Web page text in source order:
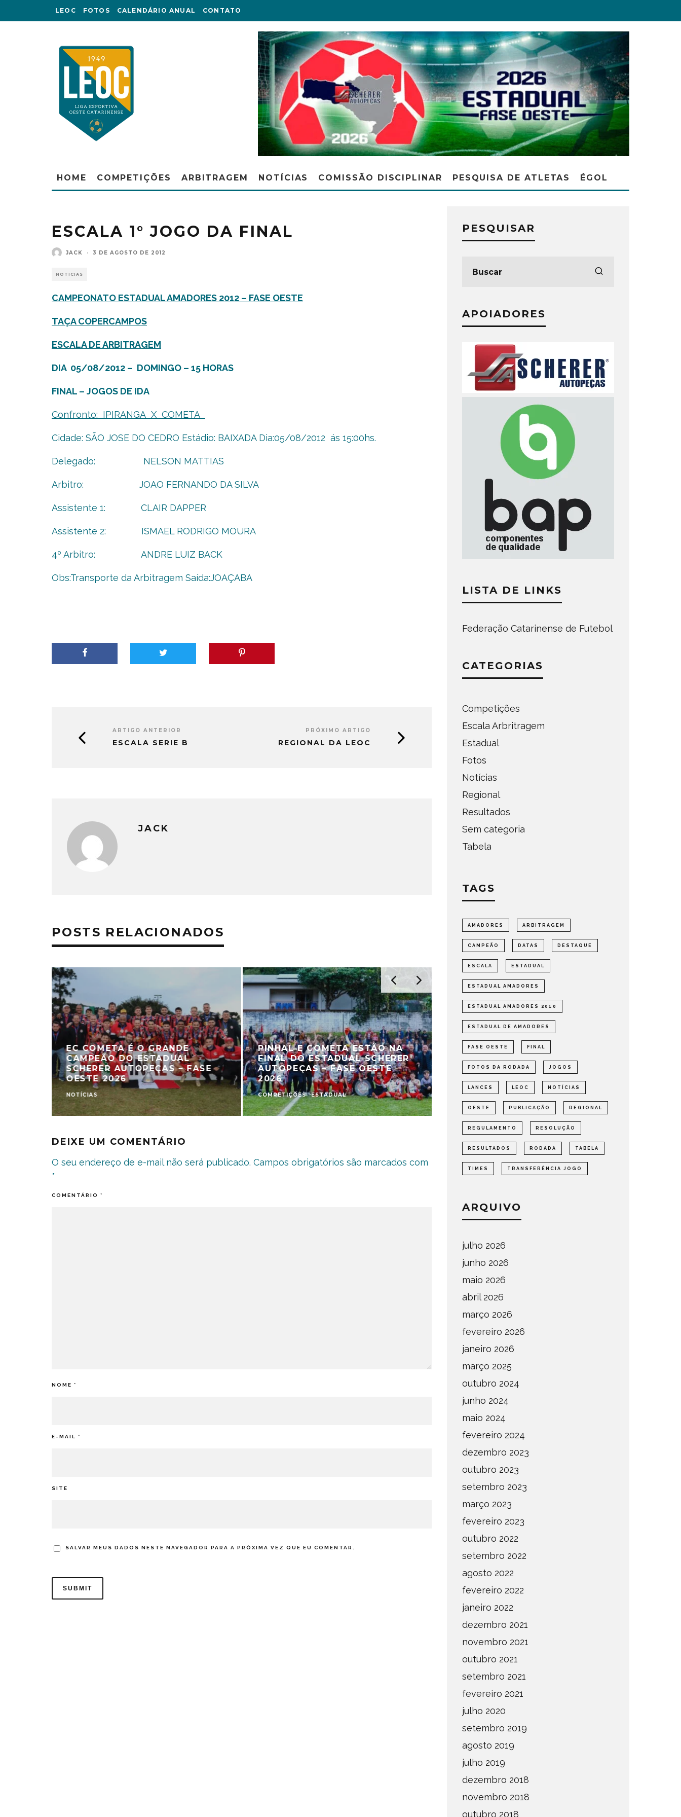
LEOC FOTOS CALENDÁRIO ANUAL CONTATO
HOME COMPETIÇÕES ARBITRAGEM NOTÍCIAS COMISSÃO DISCIPLINAR PESQUISA DE ATLETAS ÉGOL
ESCALA 1° JOGO DA FINAL
JACK · 3 DE AGOSTO DE 2012
NOTÍCIAS
CAMPEONATO ESTADUAL AMADORES 2012 – FASE OESTE
TAÇA COPERCAMPOS
ESCALA DE ARBITRAGEM
DIA 05/08/2012 – DOMINGO – 15 HORAS
FINAL – JOGOS DE IDA
Confronto: IPIRANGA X COMETA
Cidade: SÃO JOSE DO CEDRO Estádio: BAIXADA Dia:05/08/2012 ás 15:00hs.
Delegado: NELSON MATTIAS
Arbitro: JOAO FERNANDO DA SILVA
Assistente 1: CLAIR DAPPER
Assistente 2: ISMAEL RODRIGO MOURA
4º Arbitro: ANDRE LUIZ BACK
Obs:Transporte da Arbitragem Saída:JOAÇABA
ARTIGO ANTERIOR
ESCALA SERIE B
PRÓXIMO ARTIGO
REGIONAL DA LEOC
JACK
POSTS RELACIONADOS
EC COMETA É O GRANDE
CAMPEÃO DO ESTADUAL
SCHERER AUTOPEÇAS – FASE
OESTE 2026
NOTÍCIAS
PINHAL E COMETA ESTÃO NA
FINAL DO ESTADUAL SCHERER
AUTOPEÇAS – FASE OESTE
2026
COMPETIÇÕES ESTADUAL
DO ESTADUAL DE AMADORES –
COMPETIÇÕES ESTADUAL NOTÍCIAS
DEIXE UM COMENTÁRIO
O seu endereço de e-mail não será publicado. Campos obrigatórios são marcados com
*
COMENTÁRIO *
NOME *
E-MAIL *
SITE
SALVAR MEUS DADOS NESTE NAVEGADOR PARA A PRÓXIMA VEZ QUE EU COMENTAR.
PESQUISAR
APOIADORES
LISTA DE LINKS
Federação Catarinense de Futebol
CATEGORIAS
Competições
Escala Arbritragem
Estadual
Fotos
Notícias
Regional
Resultados
Sem categoria
Tabela
TAGS
AMADORES ARBITRAGEM
CAMPEÃO DATAS DESTAQUE
ESCALA ESTADUAL
ESTADUAL AMADORES
ESTADUAL AMADORES 2010
ESTADUAL DE AMADORES
FASE OESTE FINAL
FOTOS DA RODADA JOGOS
LANCES LEOC NOTÍCIAS
OESTE PUBLICAÇÃO REGIONAL
REGULAMENTO RESOLUÇÃO
RESULTADOS RODADA TABELA
TIMES TRANSFERÊNCIA JOGO
ARQUIVO
julho 2026
junho 2026
maio 2026
abril 2026
março 2026
fevereiro 2026
janeiro 2026
março 2025
outubro 2024
junho 2024
maio 2024
fevereiro 2024
dezembro 2023
outubro 2023
setembro 2023
março 2023
fevereiro 2023
outubro 2022
setembro 2022
agosto 2022
fevereiro 2022
janeiro 2022
dezembro 2021
novembro 2021
outubro 2021
setembro 2021
fevereiro 2021
julho 2020
setembro 2019
agosto 2019
julho 2019
dezembro 2018
novembro 2018
outubro 2018